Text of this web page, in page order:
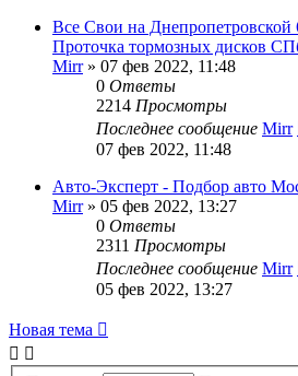
Все Свои на
Проточка тормозных дисков
Mirr» 07 фев 2022, 11:48
0 Ответы
2214 Просмотры
Последнее сообщение Mirr
07 фев 2022, 11:48
Авто-Эксперт - Подбор авто
Mirr» 05 фев 2022, 13:27
0 Ответы
2311 Просмотры
Последнее сообщение Mirr
05 фев 2022, 13:27
Новая тема